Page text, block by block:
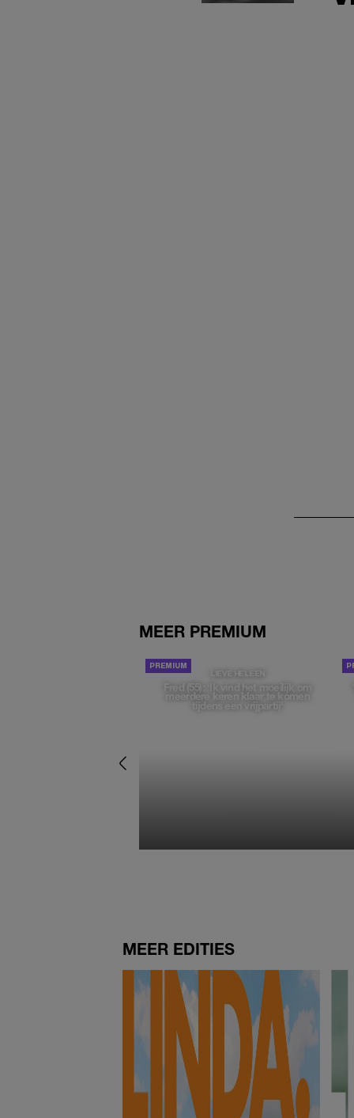
MEER PREMIUM
LIEVE HELEEN
Fred (55): 'Ik vind het moeilijk om
meerdere keren klaar te komen
tijdens een vrijpartij'
MEER EDITIES